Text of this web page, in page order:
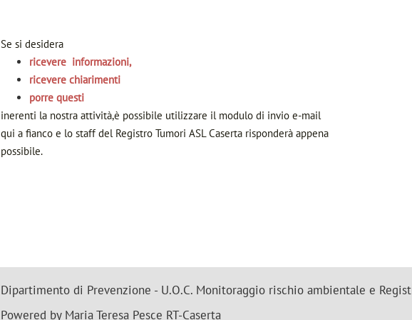
Se si desidera
ricevere informazioni,
ricevere chiarimenti
porre questi
inerenti la nostra attività,è possibile utilizzare il modulo di invio e-mail
qui a fianco e lo staff del Registro Tumori ASL Caserta risponderà appena
possibile.
Dipartimento di Prevenzione - U.O.C. Monitoraggio rischio ambientale e
Powered by Maria Teresa Pesce RT-Caserta